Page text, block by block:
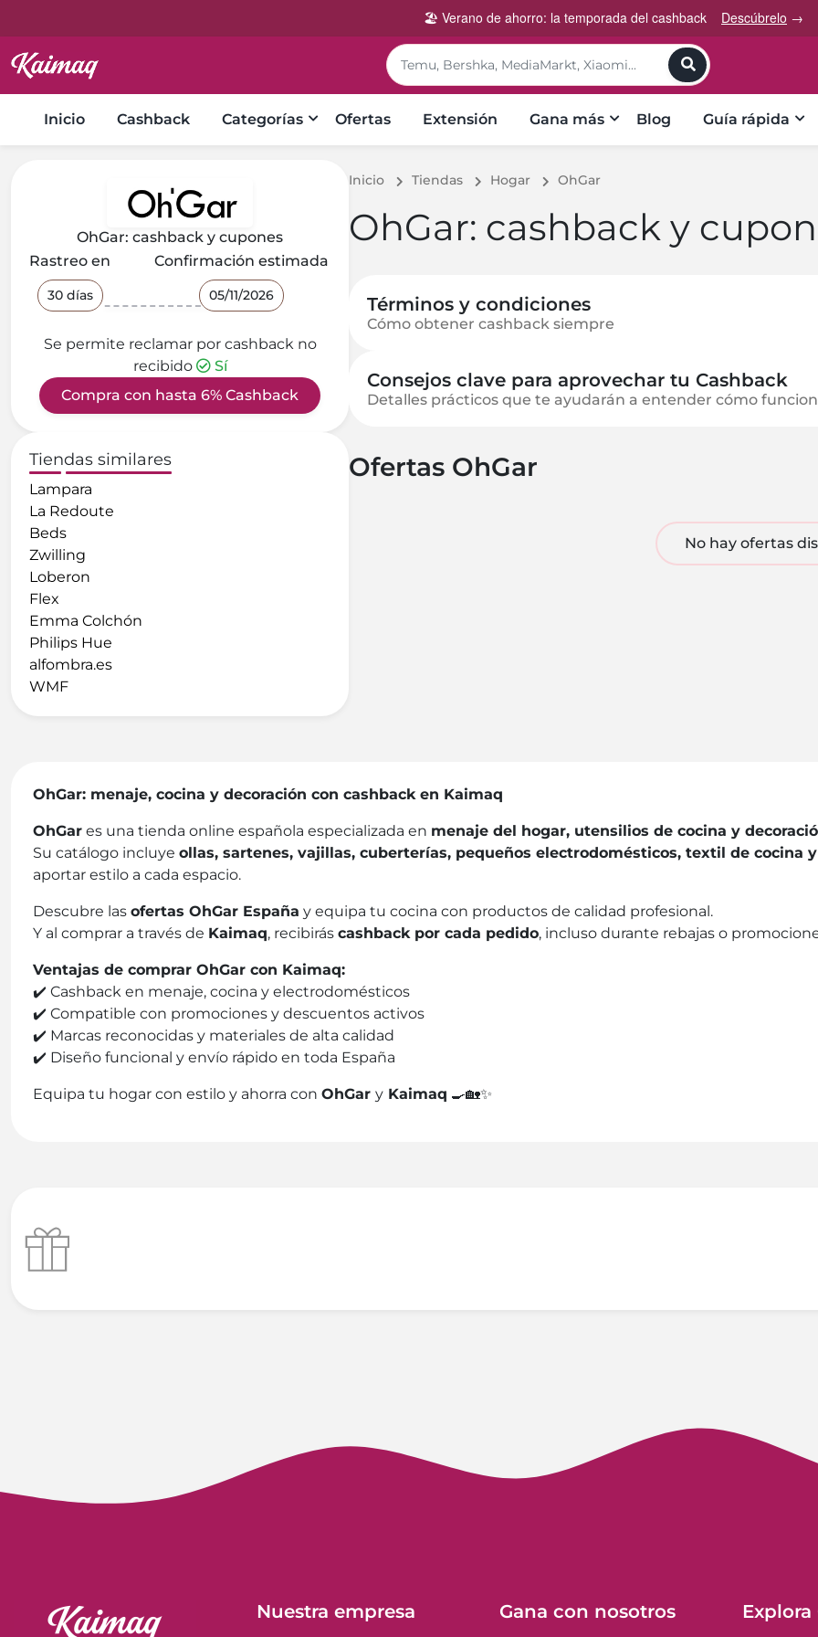
🏖️ Verano de ahorro: la temporada del cashback Descúbrelo →
toggle
Inicio Cashback Categorías Ofertas Extensión Gana más Blog Guía rápida
OhGar: cashback y cupones
Rastreo en
30 días
Confirmación estimada
05/11/2026
Se permite reclamar por cashback no
recibido
Sí
Compra con hasta 6% Cashback
Tiendas similares
Lampara
La Redoute
Beds
Zwilling
Loberon
Flex
Emma Colchón
Philips Hue
alfombra.es
WMF
Inicio Tiendas Hogar OhGar
OhGar: cashback y
Términos y condiciones
Cómo obtener cashback siempre
Consejos clave para aprovechar tu Cashback
Detalles prácticos que te ayudarán a entender cómo
Ofertas OhGar
No hay ofertas
OhGar: menaje, cocina y decoración con cashback en Kaimaq
OhGar es una tienda online española especializada en menaje del hogar, utensilios de cocina y
Su catálogo incluye ollas, sartenes, vajillas, cuberterías, pequeños electrodomésticos, textil de cocina
aportar estilo a cada espacio.
Descubre las ofertas OhGar España y equipa tu cocina con productos de calidad profesional.
Y al comprar a través de Kaimaq, recibirás cashback por cada pedido, incluso durante rebajas o
Ventajas de comprar OhGar con Kaimaq:
✔️ Cashback en menaje, cocina y electrodomésticos
✔️ Compatible con promociones y descuentos activos
✔️ Marcas reconocidas y materiales de alta calidad
✔️ Diseño funcional y envío rápido en toda España
Equipa tu hogar con estilo y ahorra con OhGar y Kaimaq 🍳🏡✨
Nuestra empresa Gana con nosotros Explora